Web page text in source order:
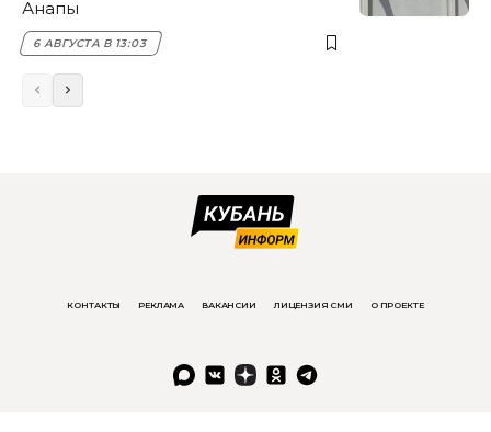
Анапы
6 АВГУСТА В 13:03
КОНТАКТЫ РЕКЛАМА ВАКАНСИИ ЛИЦЕНЗИЯ СМИ О ПРОЕКТЕ